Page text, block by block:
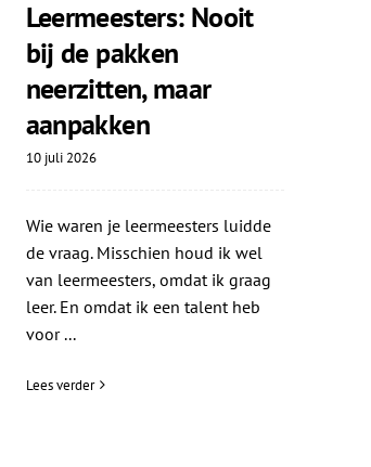
Leermeesters: Nooit
bij de pakken
neerzitten, maar
aanpakken
10 juli 2026
Wie waren je leermeesters luidde
de vraag. Misschien houd ik wel
van leermeesters, omdat ik graag
leer. En omdat ik een talent heb
voor ...
Lees verder